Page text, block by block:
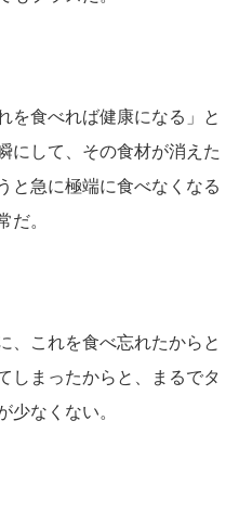
を食べれば健康になる」と
にして、その食材が消えた
と急に極端に食べなくなる
だ。
、これを食べ忘れたからと
しまったからと、まるでタ
少なくない。